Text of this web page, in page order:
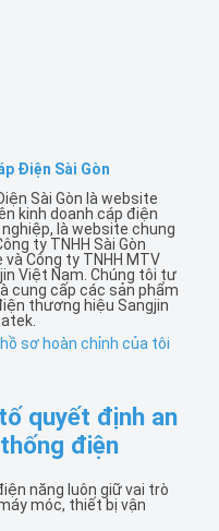
Điện Sài Gòn
Sài Gòn là website
kinh doanh cáp điện
là website chung
ty TNHH Sài Gòn
và Công ty TNHH MTV
Việt Nam. Chúng tôi tư
cung cấp các sản phẩm
thương hiệu Sangjin
sơ hoàn chỉnh của tôi
quyết định an
điện
năng luôn giữ vai trò
móc, thiết bị vận